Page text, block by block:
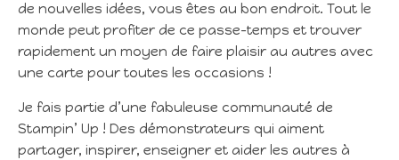
de nouvelles idées, vous êtes au bon endroit. Tout le
monde peut profiter de ce passe-temps et trouver
rapidement un moyen de faire plaisir au autres avec
une carte pour toutes les occasions !
Je fais partie d’une fabuleuse communauté de
Stampin’ Up ! Des démonstrateurs qui aiment
partager, inspirer, enseigner et aider les autres à